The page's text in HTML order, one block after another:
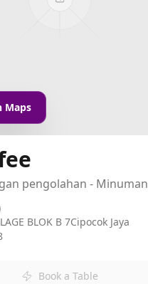
Maps
pengolahan - Minuman
BLOK B 7Cipocok Jaya
Book a Table